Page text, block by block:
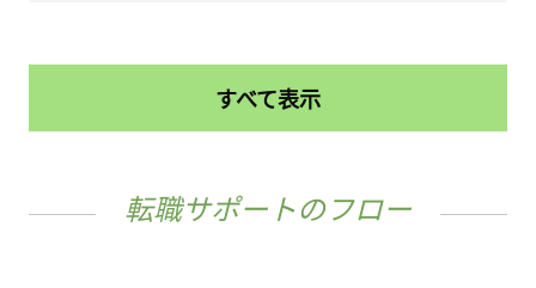
すべて表示
転職サポートのフロー